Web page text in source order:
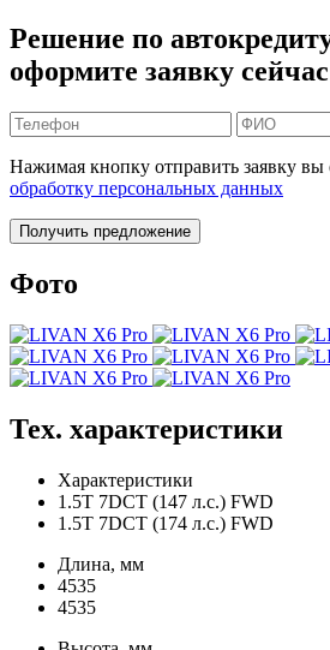
Решение по
оформите заявку
Нажимая кнопку отправить заявку вы
обработку персональных данных
Получить предложение
Фото
Тех. характеристики
Характеристики
1.5T 7DCT (147 л.с.) FWD
1.5T 7DCT (174 л.с.) FWD
Длина, мм
4535
4535